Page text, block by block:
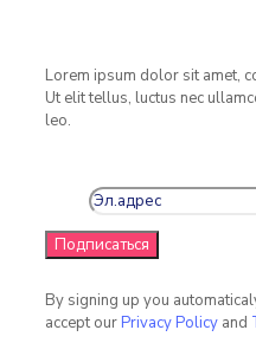
Lorem ipsum dolor sit amet,
Ut elit tellus, luctus nec
leo.
By signing up you
accept our Privacy Policy and